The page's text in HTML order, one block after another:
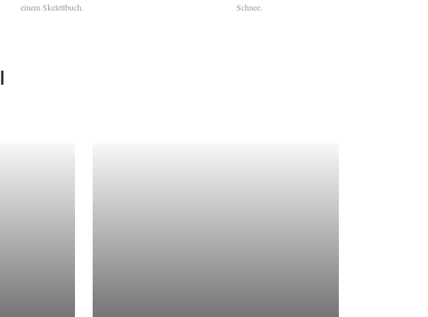
einem Skelettbuch.
Schnee.